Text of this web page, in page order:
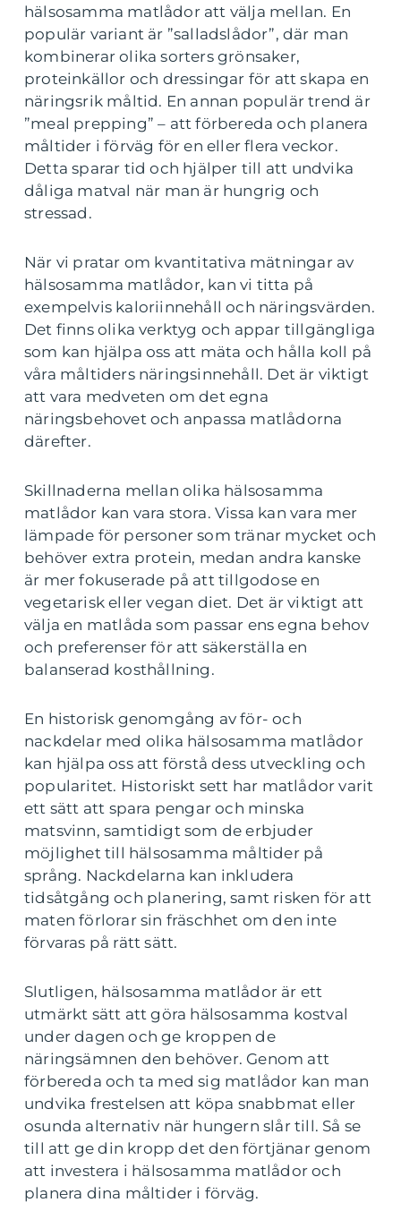
hälsosamma matlådor att välja mellan. En
populär variant är ”salladslådor”, där man
kombinerar olika sorters grönsaker,
proteinkällor och dressingar för att skapa en
näringsrik måltid. En annan populär trend är
”meal prepping” – att förbereda och planera
måltider i förväg för en eller flera veckor.
Detta sparar tid och hjälper till att undvika
dåliga matval när man är hungrig och
stressad.
När vi pratar om kvantitativa mätningar av
hälsosamma matlådor, kan vi titta på
exempelvis kaloriinnehåll och näringsvärden.
Det finns olika verktyg och appar tillgängliga
som kan hjälpa oss att mäta och hålla koll på
våra måltiders näringsinnehåll. Det är viktigt
att vara medveten om det egna
näringsbehovet och anpassa matlådorna
därefter.
Skillnaderna mellan olika hälsosamma
matlådor kan vara stora. Vissa kan vara mer
lämpade för personer som tränar mycket och
behöver extra protein, medan andra kanske
är mer fokuserade på att tillgodose en
vegetarisk eller vegan diet. Det är viktigt att
välja en matlåda som passar ens egna behov
och preferenser för att säkerställa en
balanserad kosthållning.
En historisk genomgång av för- och
nackdelar med olika hälsosamma matlådor
kan hjälpa oss att förstå dess utveckling och
popularitet. Historiskt sett har matlådor varit
ett sätt att spara pengar och minska
matsvinn, samtidigt som de erbjuder
möjlighet till hälsosamma måltider på
språng. Nackdelarna kan inkludera
tidsåtgång och planering, samt risken för att
maten förlorar sin fräschhet om den inte
förvaras på rätt sätt.
Slutligen, hälsosamma matlådor är ett
utmärkt sätt att göra hälsosamma kostval
under dagen och ge kroppen de
näringsämnen den behöver. Genom att
förbereda och ta med sig matlådor kan man
undvika frestelsen att köpa snabbmat eller
osunda alternativ när hungern slår till. Så se
till att ge din kropp det den förtjänar genom
att investera i hälsosamma matlådor och
planera dina måltider i förväg.